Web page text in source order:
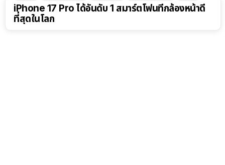
iPhone 17 Pro ได้อันดับ 1 สมาร์ตโฟนที่กล้องหน้าดี
ที่สุดในโลก